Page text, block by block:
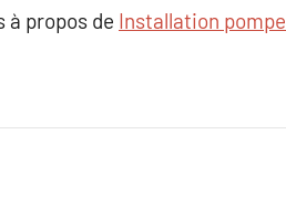
à propos de Installation